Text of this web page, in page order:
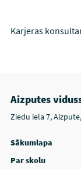
Karjeras
Aizputes
Ziedu iela 7,
Sākumlapa
Par skolu